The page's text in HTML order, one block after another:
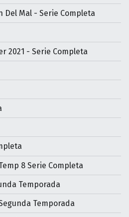
Del Mal - Serie Completa
2021 - Serie Completa
8 Serie Completa
Temporada
Temporada